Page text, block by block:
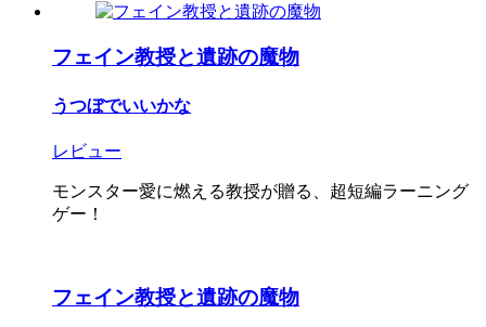
フェイン教授と遺跡の魔物
うつぼでいいかな
レビュー
モンスター愛に燃える教授が贈る、超短編ラーニング
ゲー！
フェイン教授と遺跡の魔物